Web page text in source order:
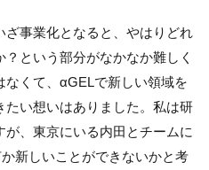
ざ事業化となると、やはりどれ
という部分がなかなか難しく
くて、αGELで新しい領域を
い想いはありました。私は研
、東京にいる内田とチームに
新しいことができないかと考